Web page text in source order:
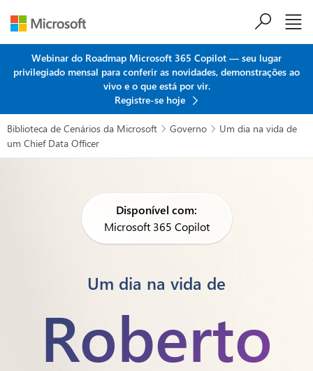
Webinar do Roadmap Microsoft 365 Copilot — seu lugar
privilegiado mensal para conferir as novidades, demonstrações ao
vivo e o que está por vir.
Registre-se hoje
Biblioteca de Cenários da Microsoft  Governo 
Um dia na vida de
um Chief Data Officer
Disponível com:
Microsoft 365 Copilot
Um dia na vida de
Roberto